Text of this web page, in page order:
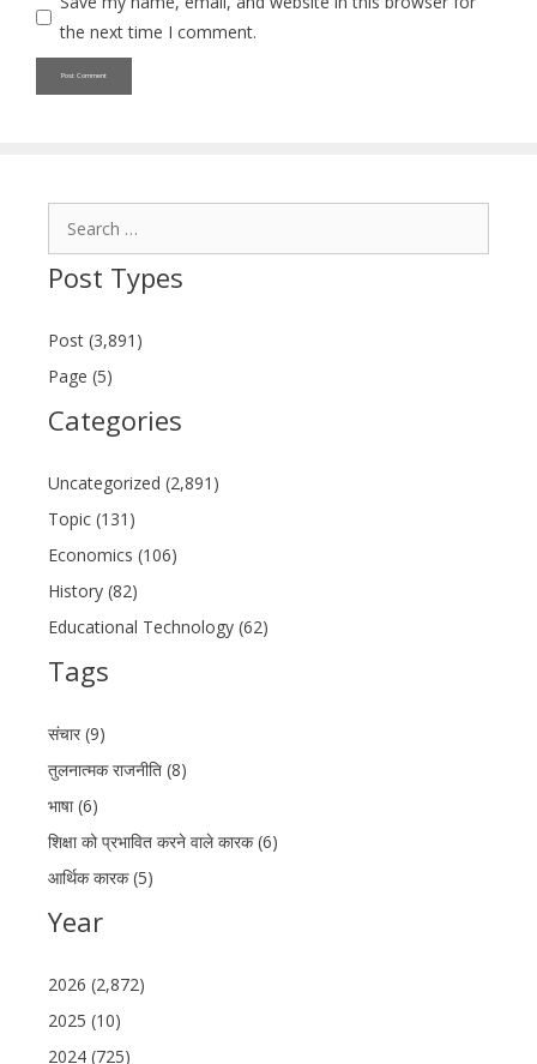
the next time I comment.
Post Types
Post (3,891)
Page (5)
Categories
Uncategorized (2,891)
Topic (131)
Economics (106)
History (82)
Educational Technology (62)
Tags
संचार (9)
तुलनात्मक राजनीति (8)
भाषा (6)
शिक्षा को प्रभावित करने वाले कारक (6)
आर्थिक कारक (5)
Year
2026 (2,872)
2025 (10)
2024 (725)